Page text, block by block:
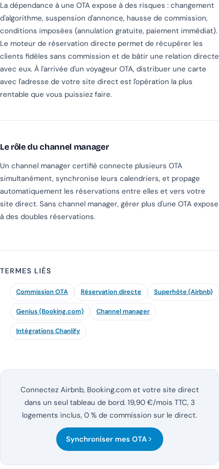
La dépendance à une OTA expose à des risques : changement
d'algorithme, suspension d'annonce, hausse de commission,
conditions imposées (annulation gratuite, paiement immédiat).
Le moteur de réservation directe permet de récupérer les
clients fidèles sans commission et de bâtir une relation directe
avec eux. À l'arrivée d'un voyageur OTA, distribuer une carte
avec l'adresse de votre site direct est l'opération la plus
rentable que vous puissiez faire.
Le rôle du channel manager
Un channel manager certifié connecte plusieurs OTA
simultanément, synchronise leurs calendriers, et propage
automatiquement les réservations entre elles et vers votre
site direct. Sans channel manager, gérer plus d'une OTA expose
à des doubles réservations.
TERMES LIÉS
Commission OTA Réservation directe Superhôte (Airbnb)
Genius (Booking.com) Channel manager
Intégrations Chanlify
Connectez Airbnb, Booking.com et votre site direct
dans un seul tableau de bord. 19,90 €/mois TTC, 3
logements inclus, 0 % de commission sur le direct.
Synchroniser mes OTA